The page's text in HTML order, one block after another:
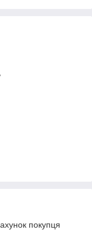
покупця